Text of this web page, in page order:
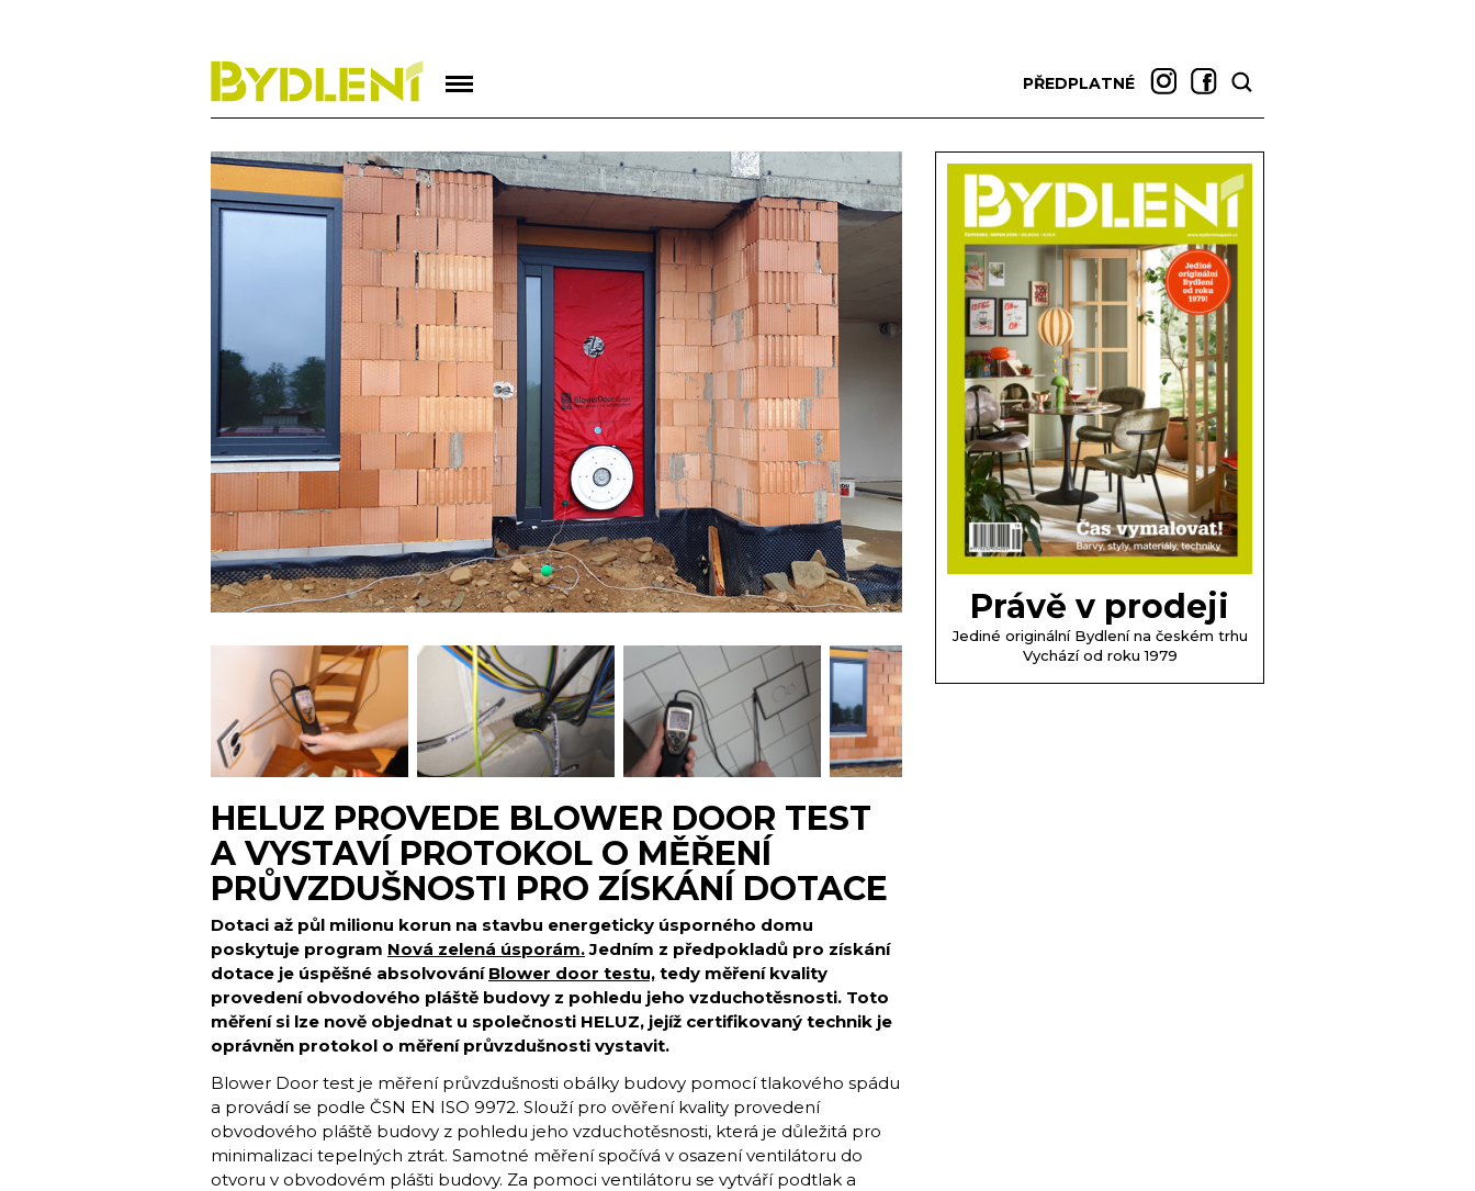
PŘEDPLATNÉ
HELUZ PROVEDE BLOWER DOOR TEST
A VYSTAVÍ PROTOKOL O MĚŘENÍ
PRŮVZDUŠNOSTI PRO ZÍSKÁNÍ DOTACE
Dotaci až půl milionu korun na stavbu energeticky úsporného domu
poskytuje program Nová zelená úsporám.Jedním z předpokladů pro získání
dotace je úspěšné absolvování Blower door testu, tedy měření kvality
provedení obvodového pláště budovy z pohledu jeho vzduchotěsnosti. Toto
měření si lze nově objednat u společnosti HELUZ, jejíž certifikovaný technik je
oprávněn protokol o měření průvzdušnosti vystavit.
Blower Door test je měření průvzdušnosti obálky budovy pomocí tlakového spádu
a provádí se podle ČSN EN ISO 9972. Slouží pro ověření kvality provedení
obvodového pláště budovy z pohledu jeho vzduchotěsnosti, která je důležitá pro
minimalizaci tepelných ztrát. Samotné měření spočívá v osazení ventilátoru do
otvoru v obvodovém plášti budovy. Za pomoci ventilátoru se vytváří podtlak a
Právě v prodeji
Jediné originální Bydlení na českém trhu
Vychází od roku 1979